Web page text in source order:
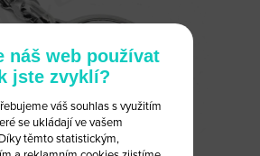
náš web používat
jste zvyklí?
váš souhlas s využitím
se ukládají ve vašem
těmto statistickým,